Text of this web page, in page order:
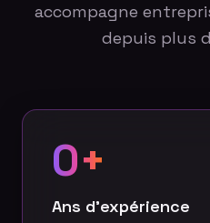
accompagne
depuis plus
0+
Ans d'expérience